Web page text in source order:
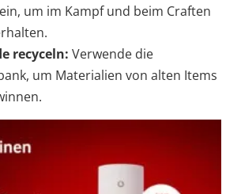
um im Kampf und beim Craften
recyceln: Verwende die
um Materialien von alten Items